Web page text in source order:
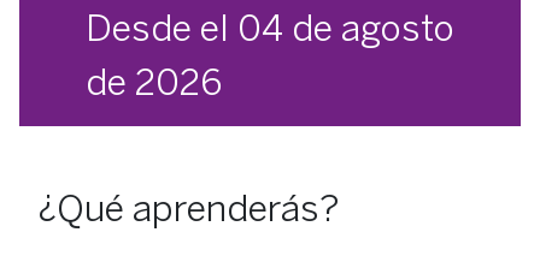
Desde el 04 de agosto
de 2026
¿Qué aprenderás?